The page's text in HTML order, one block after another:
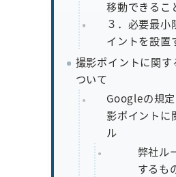
移動できるこ
３．必要最小
イントを設置
撮影ポイントに関す
ついて
Googleの規
影ポイントに
ル
弊社ル
するも